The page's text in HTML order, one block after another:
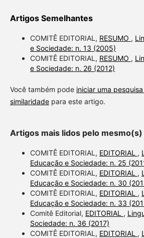
Artigos Semelhantes
COMITÊ EDITORIAL, RESUMO ,
e Sociedade: n. 13 (2005)
COMITÊ EDITORIAL, RESUMO ,
e Sociedade: n. 26 (2012)
Você também pode iniciar uma
similaridadepara este artigo.
Artigos mais lidos pelo
COMITÊ EDITORIAL, EDITORIAL ,
Educação e Sociedade: n. 25
COMITÊ EDITORIAL, EDITORIAL ,
Educação e Sociedade: n. 30
COMITÊ EDITORIAL, EDITORIAL ,
Educação e Sociedade: n. 33
Comitê Editorial, EDITORIAL ,
Sociedade: n. 36 (2017)
COMITÊ EDITORIAL, EDITORIAL ,